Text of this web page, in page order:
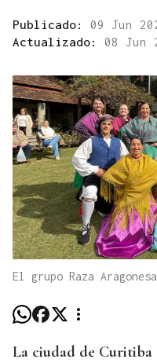
Publicado: 09 Jun
Actualizado: 08 Jun
El grupo Raza
La ciudad de Curitiba